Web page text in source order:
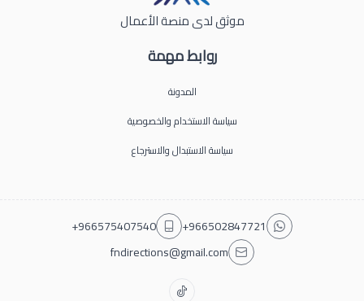
روابط مهمة
المدونة
سياسة الاستخدام والخصوصية
سياسة الاستبدال والاسترجاع
موثق لدى منصة الأعمال
+966502847721
+966575407540
fndirections@gmail.com